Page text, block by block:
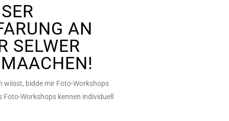
AN
SELWER
wiisst, bidde mir Foto-Workshops
Foto-Workshops kennen individuell